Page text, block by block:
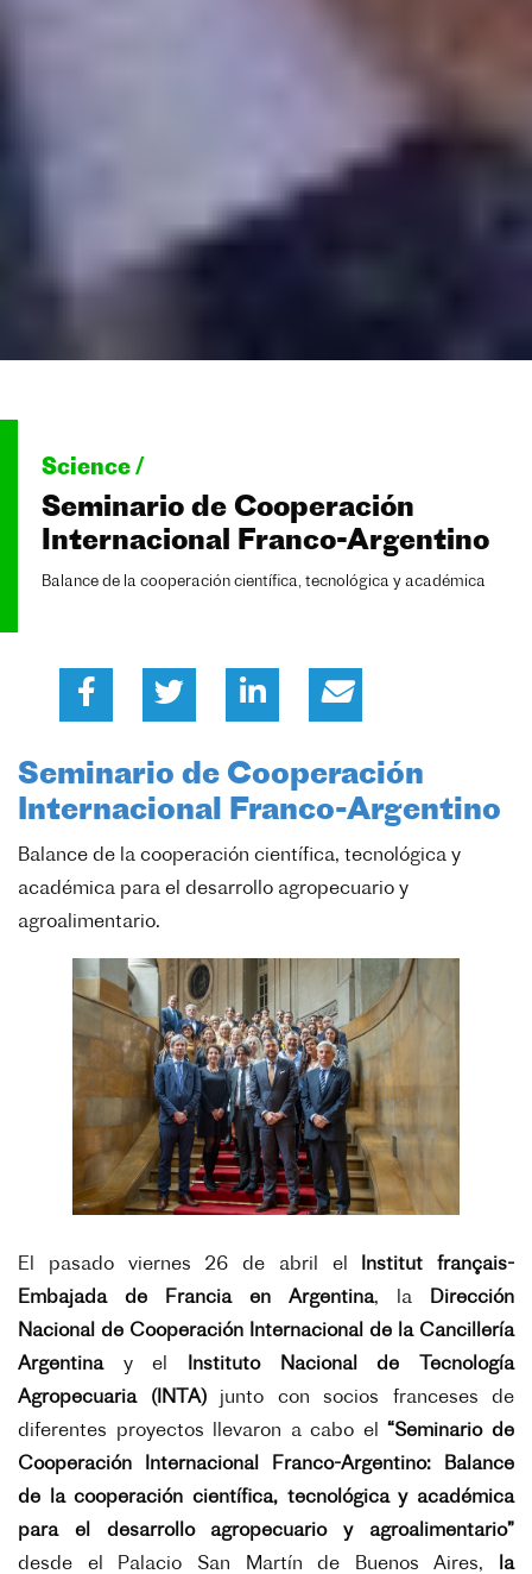
Science /
Seminario de Cooperación
Internacional Franco-Argentino
Balance de la cooperación científica, tecnológica y académica
Seminario de Cooperación
Internacional Franco-Argentino
Balance de la cooperación científica, tecnológica y
académica para el desarrollo agropecuario y
agroalimentario.
El pasado viernes 26 de abril el Institut français-
Embajada de Francia en Argentina, la Dirección
Nacional de Cooperación Internacional de la Cancillería
Argentinay el Instituto Nacional de Tecnología
Agropecuaria (INTA)junto con socios franceses de
diferentes proyectos llevaron a cabo el“Seminario de
Cooperación Internacional Franco-Argentino: Balance
de la cooperación científica, tecnológica y académica
para el desarrollo agropecuario y agroalimentario”
desde el Palacio San Martín de Buenos Aires, la